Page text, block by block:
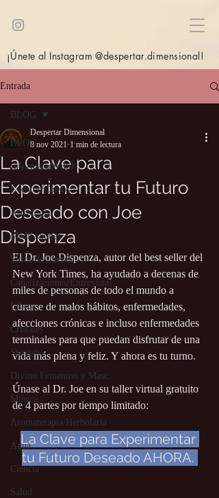
¡Únete al Instagram @despertar.dimensional!
Entrada
BLOG
Información útil
Eventos/Cursos
Astrología
Meditaciones
Sitios de interés
Canalizaciones/Entrevistas
Libros
Cristales
Stargate
Divino Femenino y Masc.
Música
Aromaterapia/Herbolaria
Agua
Ciencia
Salud
BLOG
La Clave para
Experimentar tu Futuro
Deseado con Joe
Dispenza
Despertar Dimensional
8 nov 2021 1 min de lectura
El Dr. Joe Dispenza, autor del best seller del
New York Times, ha ayudado a decenas de
miles de personas de todo el mundo a
curarse de malos hábitos, enfermedades,
afecciones crónicas e incluso enfermedades
terminales para que puedan disfrutar de una
vida más plena y feliz. Y ahora es tu turno.
Únase al Dr. Joe en su taller virtual gratuito
de 4 partes por tiempo limitado:
La Clave para Experimentar
tu Futuro Deseado AHORA.